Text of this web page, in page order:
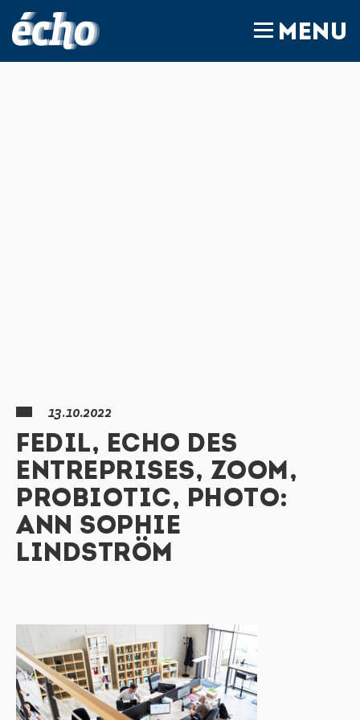
MENU
13.10.2022
FEDIL, ECHO DES
ENTREPRISES, ZOOM,
PROBIOTIC, PHOTO:
ANN SOPHIE
LINDSTRÖM